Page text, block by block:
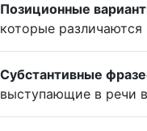
Позиционные
которые
Субстантивные
выступающие в речи